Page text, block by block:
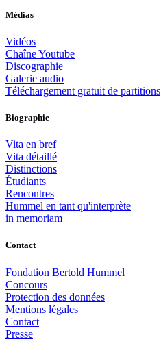
Médias
Vidéos
Chaîne Youtube
Discographie
Galerie audio
Téléchargement gratuit de partitions
Biographie
Vita en bref
Vita détaillé
Distinctions
Étudiants
Rencontres
Hummel en tant qu'interprète
in memoriam
Contact
Fondation Bertold Hummel
Concours
Protection des données
Mentions légales
Contact
Presse